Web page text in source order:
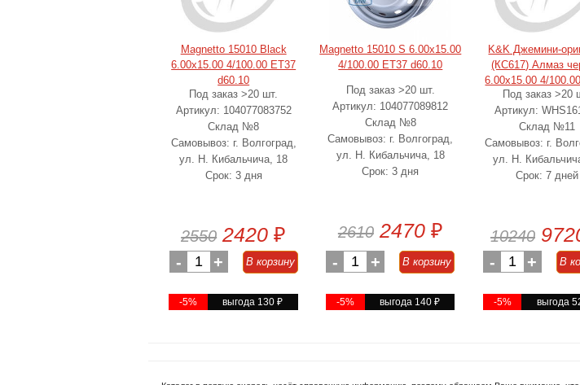
Magnetto 15010 Black
6.00x15.00 4/100.00 ET37
d60.10
Под заказ >20 шт.
Артикул: 104077083752
Склад №8
Самовывоз: г. Волгоград,
ул. Н. Кибальчича, 18
Срок: 3 дня
2550 2420 ₽
- 1 + В корзину
-5% выгода 130₽
Magnetto 15010 S 6.00x15.00
4/100.00 ET37 d60.10
Под заказ >20 шт.
Артикул: 104077089812
Склад №8
Самовывоз: г. Волгоград,
ул. Н. Кибальчича, 18
Срок: 3 дня
2610 2470 ₽
- 1 + В корзину
-5% выгода 140₽
K&K Джемини-
(КС617) Алмаз
6.00x15.00 4/
d60.10
Под заказ >20
Артикул:
Склад №11
Самовывоз: г.
ул. Н.
Срок: 7 дней
10240
- 1 + В
-5% выгода